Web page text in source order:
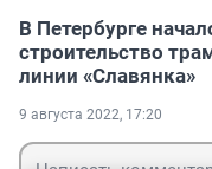
В Петербурге
строительство
линии «Славянка»
9 августа 2022, 17:20